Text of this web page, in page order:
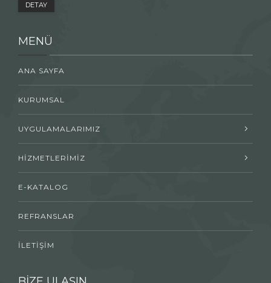
DETAY
MENÜ
ANA SAYFA
KURUMSAL
UYGULAMALARIMIZ
HİZMETLERİMİZ
E-KATALOG
REFRANSLAR
İLETİŞİM